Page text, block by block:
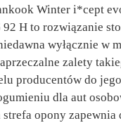
Winter i*cept
H to rozwiązanie
wyłącznie w
zalety
producentów do
dla aut
strefa opony zapewnia